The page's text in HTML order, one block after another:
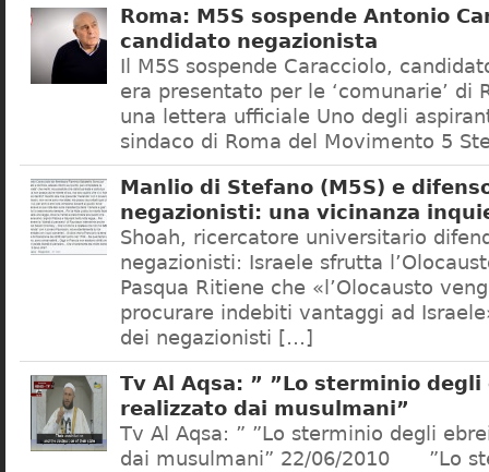
Roma: M5S sospende Antonio
candidato negazionista
Il M5S sospende Caracciolo,
era presentato per le ‘comunarie’ di
una lettera ufficiale Uno degli
sindaco di Roma del Movimento 5
Manlio di Stefano (M5S) e
negazionisti: una vicinanza
Shoah, ricercatore universitario
negazionisti: Israele sfrutta
Pasqua Ritiene che «l’Olocausto
procurare indebiti vantaggi ad
dei negazionisti […]
Tv Al Aqsa: ” ”Lo sterminio degli
realizzato dai musulmani”
Tv Al Aqsa: ” ”Lo sterminio degli
dai musulmani” 22/06/2010 ”Lo